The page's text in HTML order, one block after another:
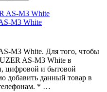
M3 White
M3 White. Для того, чтобы
AS-M3 White в
цифровой и бытовой
добавить данный товар в
* …